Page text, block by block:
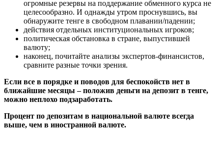
огромные резервы на поддержание обменного курса не
целесообразно. И однажды утром проснувшись, вы
обнаружите тенге в свободном плавании/падении;
действия отдельных институциональных игроков;
политическая обстановка в стране, выпустившей
валюту;
наконец, почитайте анализы экспертов-финансистов,
сравните разные точки зрения.
Если все в порядке и поводов для беспокойств нет в
ближайшие месяцы – положив деньги на депозит в тенге,
можно неплохо подзаработать.
Процент по депозитам в национальной валюте всегда
выше, чем в иностранной валюте.